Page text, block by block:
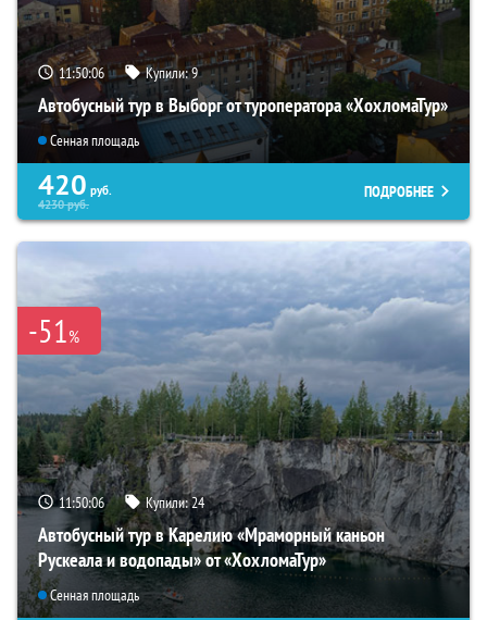
11:50:05 Купили:9
Автобусный тур в Выборг от туроператора «ХохломаТур»
Сенная площадь
420 руб.
4230руб.
ПОДРОБНЕЕ
-51%
11:50:05 Купили:24
Автобусный тур в Карелию «Мраморный каньон
Рускеала и водопады» от «ХохломаТур»
Сенная площадь